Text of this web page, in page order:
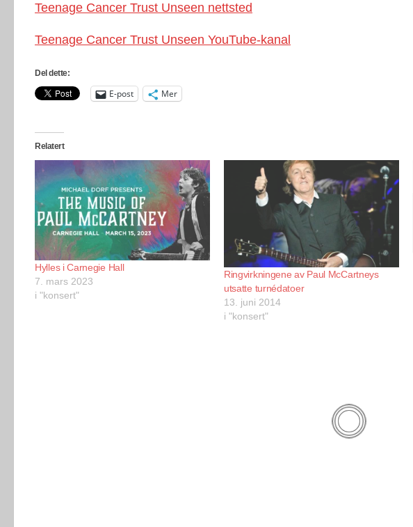
Teenage Cancer Trust Unseen nettsted
Teenage Cancer Trust Unseen YouTube-kanal
Del dette:
E-post Mer
Relatert
Hylles i Carnegie Hall
7. mars 2023
i "konsert"
Ringvirkningene av Paul McCartneys
utsatte turnédatoer
13. juni 2014
i "konsert"